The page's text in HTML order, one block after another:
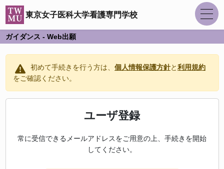
東京女子医科大学看護専門学校
ガイダンス - Web出願
初めて手続きを行う方は、 個人情報保護方針と利用規約
をご確認ください。
ユーザ登録
常に受信できるメールアドレスをご用意の上、手続きを開始
してください。